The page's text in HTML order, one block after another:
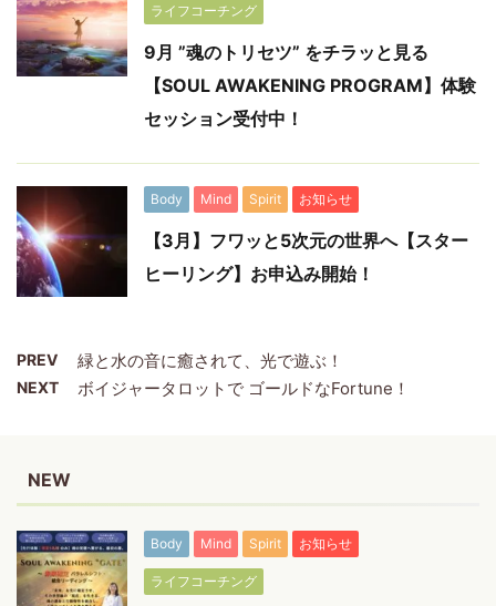
ライフコーチング
9月 ”魂のトリセツ” をチラッと見る
【SOUL AWAKENING PROGRAM】体験
セッション受付中！
Body Mind Spirit お知らせ
【3月】フワッと5次元の世界へ【スター
ヒーリング】お申込み開始！
PREV 緑と水の音に癒されて、光で遊ぶ！
NEXT ボイジャータロットで ゴールドなFortune！
NEW
Body Mind Spirit お知らせ
ライフコーチング